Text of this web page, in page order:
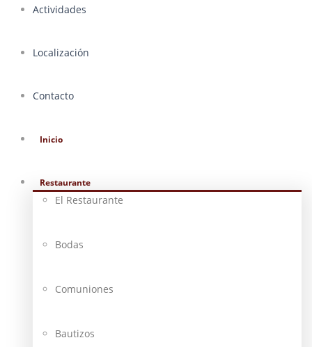
Actividades
Localización
Contacto
Inicio
Restaurante
El Restaurante
Bodas
Comuniones
Bautizos